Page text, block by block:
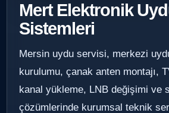
Mert Elektronik
Sistemleri
Mersin uydu servisi, merkezi
kurulumu, çanak anten montajı,
kanal yükleme, LNB değişimi ve
çözümlerinde kurumsal teknik